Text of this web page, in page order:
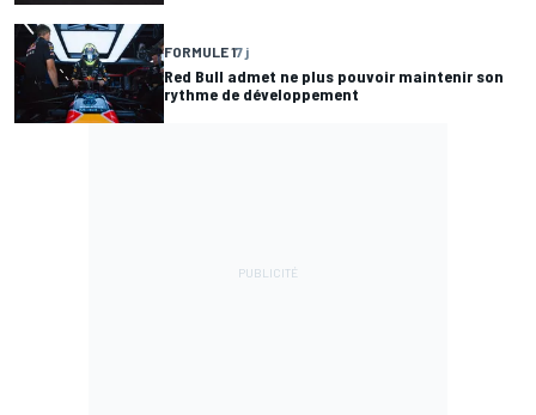
FORMULE 17 j
Red Bull admet ne plus pouvoir maintenir son
rythme de développement